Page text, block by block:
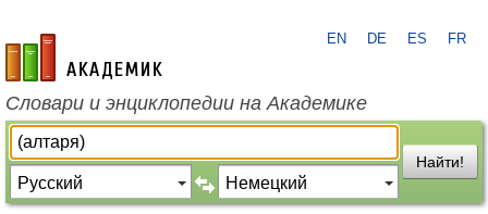
academic.ru
EN DE ES FR
Словари и энциклопедии на Академике
Найти!